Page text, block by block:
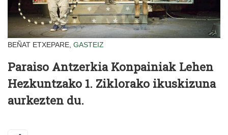
BEÑAT ETXEPARE, GASTEIZ
Paraiso Antzerkia Konpainiak Lehen
Hezkuntzako 1. Ziklorako ikuskizuna
aurkezten du.